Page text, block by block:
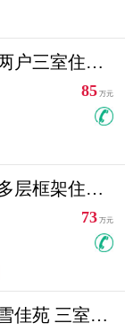
福海路 星河城 一梯两户三室住宅急售
85 万元
福海路 汇福街 三室多层框架住宅急售
73 万元
可公积金 福海路 映雪佳苑 三室住宅急售送小棚